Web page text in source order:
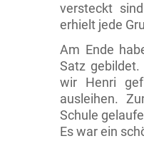
versteckt
erhielt jede
Am Ende
Satz
wir Henri
ausleihen.
Schule
Es war ein